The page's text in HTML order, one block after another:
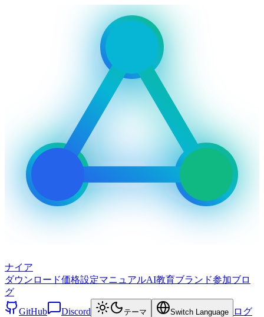
ナイア
ダウンロード価格設定マニュアルAI教育ブランド参加ブロ
グ
GitHub
Discord テーマ Switch Language
ログ